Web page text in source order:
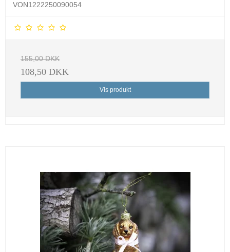
VON1222250090054
155,00 DKK
108,50 DKK
Vis produkt